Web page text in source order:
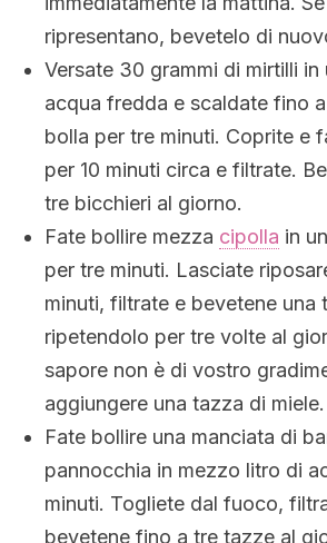
ripresentano, bevetelo di
Versate 30 grammi di mirtilli in
acqua fredda e scaldate fino
bolla per tre minuti. Coprite e
per 10 minuti circa e filtrate.
tre bicchieri al giorno.
Fate bollire mezza cipolla in
per tre minuti. Lasciate
minuti, filtrate e bevetene una
ripetendolo per tre volte al
sapore non è di vostro
aggiungere una tazza di miele.
Fate bollire una manciata di
pannocchia in mezzo litro di
minuti. Togliete dal fuoco,
bevetene fino a tre tazze al